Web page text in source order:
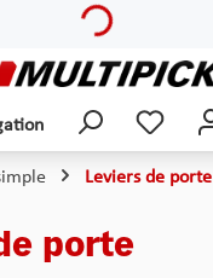
Leviers de porte
porte